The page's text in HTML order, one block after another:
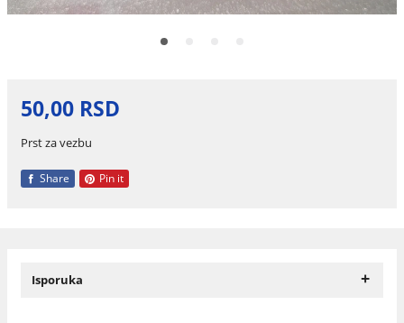
50,00 RSD
Prst za vezbu
Share Pin it
Isporuka +